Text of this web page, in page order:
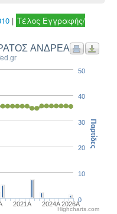
| Τέλος Εγγραφής/
ΑΝΔΡΕΑΣ
2021A 2024A2026A
0
10
20
30
40
50
Παρτίδες
Highcharts.com